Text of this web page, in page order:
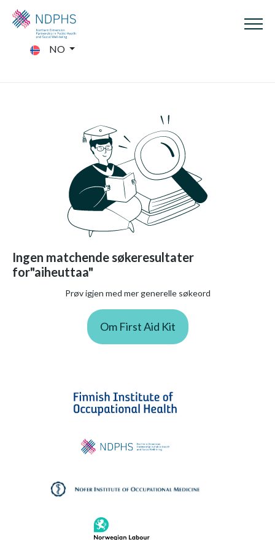
NO
Ingen matchende søkeresultater
for"aiheuttaa"
Prøv igjen med mer generelle søkeord
Om First Aid Kit